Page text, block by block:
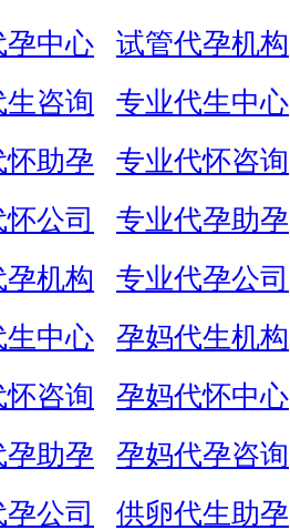
孕中心 试管代孕机构
咨询 专业代生中心
助孕 专业代怀咨询
公司 专业代孕助孕
机构 专业代孕公司
生中心 孕妈代生机构
咨询 孕妈代怀中心
助孕 孕妈代孕咨询
公司 供卵代生助孕